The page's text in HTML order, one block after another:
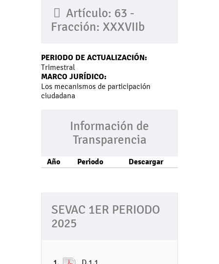
Artículo: 63 -
Fracción: XXXVIIb
PERIODO DE ACTUALIZACIÓN:
Trimestral
MARCO JURÍDICO:
Los mecanismos de participación
ciudadana
Información de
Transparencia
Año Periodo Descargar
SEVAC 1ER PERIODO
2025